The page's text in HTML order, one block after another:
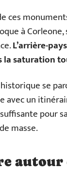
ces
à Corleone,
L’arrière-
la saturation
se
avec un
pour
masse.
autour